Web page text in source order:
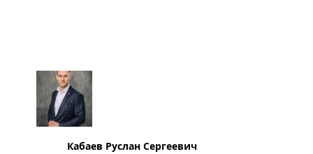
Кабаев Руслан Сергеевич